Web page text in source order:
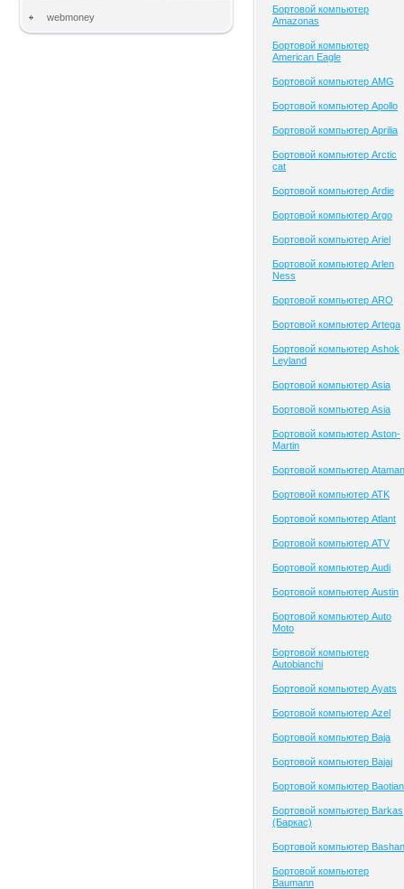
webmoney
Бортовой компьютер
Amazonas
Бортовой компьютер
American Eagle
Бортовой компьютер AMG
Бортовой компьютер Apollo
Бортовой компьютер Aprilia
Бортовой компьютер Arctic
cat
Бортовой компьютер Ardie
Бортовой компьютер Argo
Бортовой компьютер Ariel
Бортовой компьютер Arlen
Ness
Бортовой компьютер ARO
Бортовой компьютер Artega
Бортовой компьютер Ashok
Leyland
Бортовой компьютер Asia
Бортовой компьютер Asia
Бортовой компьютер Aston-
Martin
Бортовой компьютер Ataman
Бортовой компьютер ATK
Бортовой компьютер Atlant
Бортовой компьютер ATV
Бортовой компьютер Audi
Бортовой компьютер Austin
Бортовой компьютер Auto
Moto
Бортовой компьютер
Autobianchi
Бортовой компьютер Ayats
Бортовой компьютер Azel
Бортовой компьютер Baja
Бортовой компьютер Bajaj
Бортовой компьютер Baotian
Бортовой компьютер Barkas
(Баркас)
Бортовой компьютер Bashan
Бортовой компьютер
Baumann